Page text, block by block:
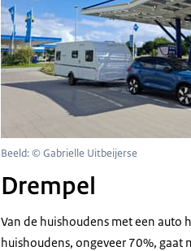
Beeld: © Gabrielle Uitbeijerse
Drempel
Van de huishoudens met een auto
huishoudens, ongeveer 70%, gaat